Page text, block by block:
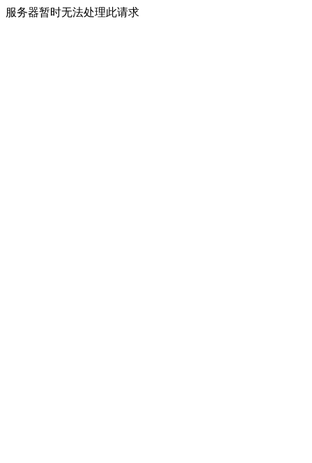
服务器暂时无法处理此请求